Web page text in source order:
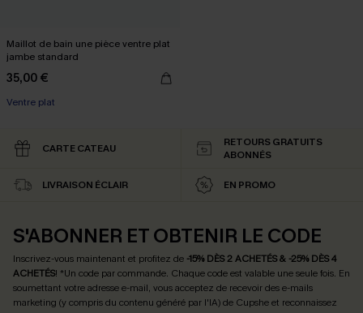
Maillot de bain une pièce ventre plat
jambe standard
35,00 €
Ventre plat
CARTE CATEAU
RETOURS GRATUITS
ABONNÉS
LIVRAISON ÉCLAIR EN PROMO
S'ABONNER ET OBTENIR LE CODE
Inscrivez-vous maintenant et profitez de -15% DÈS 2 ACHETÉS & -25% DÈS 4
ACHETÉS! *Un code par commande. Chaque code est valable une seule fois. En
soumettant votre adresse e-mail, vous acceptez de recevoir des e-mails
marketing (y compris du contenu généré par l'IA) de Cupshe et reconnaissez